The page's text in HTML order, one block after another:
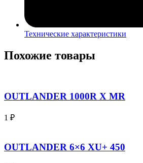
Технические характеристики
Похожие товары
OUTLANDER 1000R X MR
1 ₽
OUTLANDER 6×6 XU+ 450